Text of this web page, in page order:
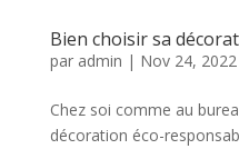
Bien choisir sa
par admin | Nov 24, 2022
Chez soi comme au
décoration éco-